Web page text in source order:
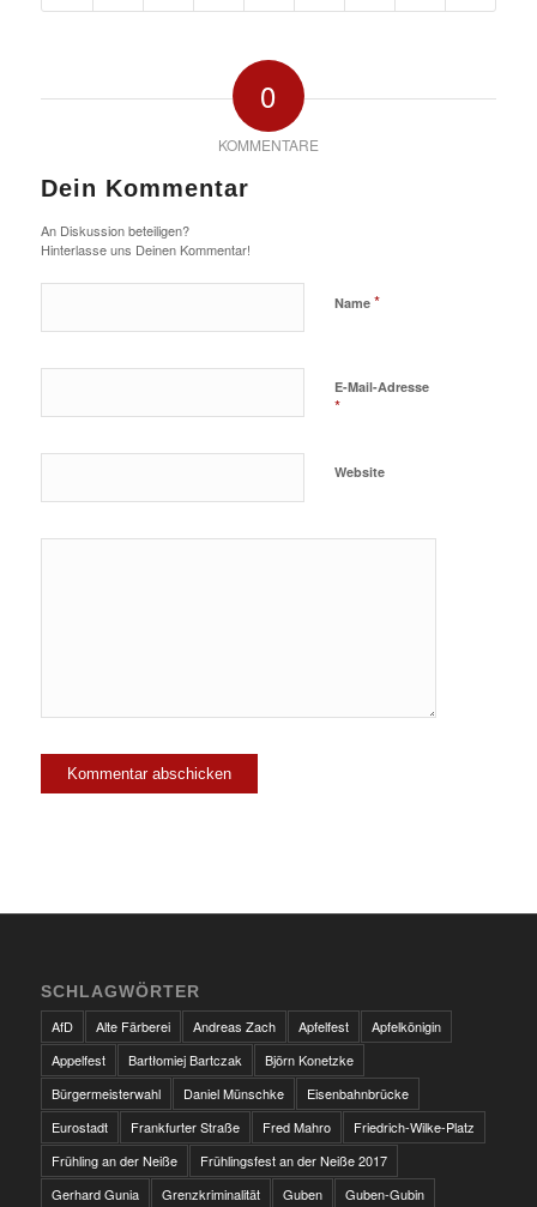
0
KOMMENTARE
Dein Kommentar
An Diskussion beteiligen?
Hinterlasse uns Deinen Kommentar!
Name *
E-Mail-Adresse
*
Website
SCHLAGWÖRTER
AfD
Alte Färberei Andreas Zach Apfelfest
Apfelkönigin
Appelfest
Bartłomiej Bartczak
Björn Konetzke
Bürgermeisterwahl
Daniel Münschke
Eisenbahnbrücke
Eurostadt
Frankfurter Straße Fred Mahro
Friedrich-Wilke-Platz
Frühling an der Neiße
Frühlingsfest an der Neiße 2017
Gerhard Gunia
Grenzkriminalität Guben
Guben-Gubin